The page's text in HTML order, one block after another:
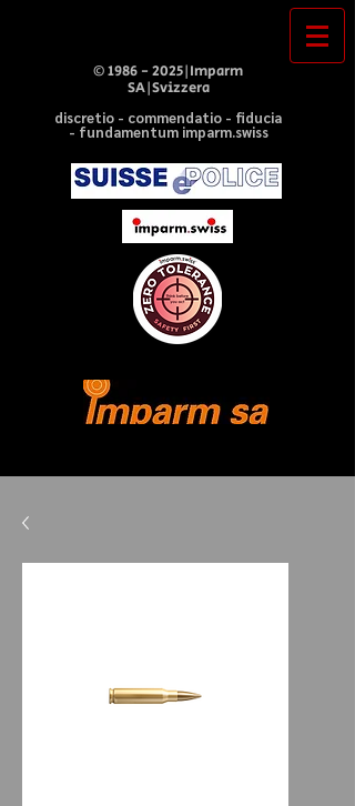
©1986 - 2025|Imparm
SA|Svizzera
discretio - commendatio - fiducia
- fundamentum imparm.swiss